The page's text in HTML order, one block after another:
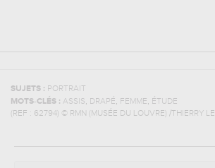
SUJETS : PORTRAIT
MOTS-CLÉS : ASSIS, DRAPÉ, FEMME, ÉTUDE
(REF : 62794) © RMN (MUSÉE DU LOUVRE) /THIERRY